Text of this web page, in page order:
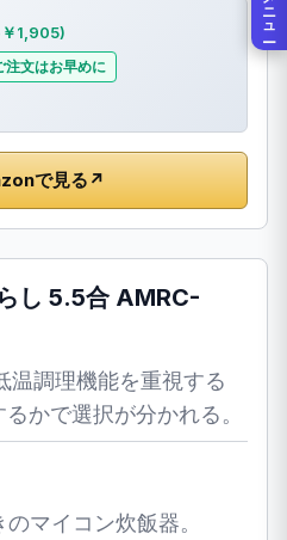
1,905)
注文はお早めに
で見る ↗
し 5.5合 AMRC-
温調理機能を重視する
かで選択が分かれる。
マイコン炊飯器。